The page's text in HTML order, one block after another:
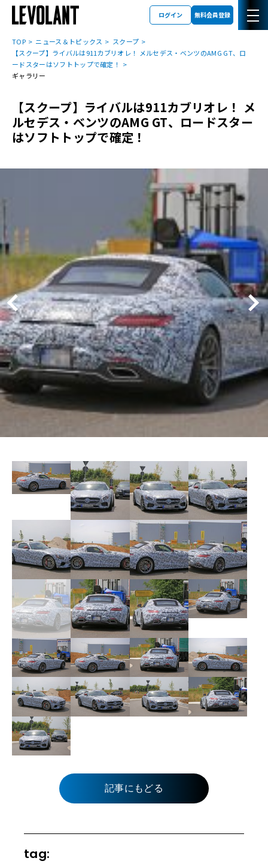
ログイン 無料会員登録
TOP ニュース＆トピックス
スクープ
【スクープ】ライバルは911カブリオレ！ メルセデス・ベンツのAMG GT、ロ
ードスターはソフトトップで確定！
ギャラリー
【スクープ】ライバルは911カブリオレ！ メ
ルセデス・ベンツのAMG GT、ロードスター
はソフトトップで確定！
記事にもどる
tag: